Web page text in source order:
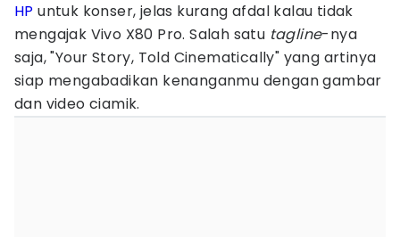
HP untuk konser, jelas kurang afdal kalau tidak
mengajak Vivo X80 Pro. Salah satu tagline-nya
saja, "Your Story, Told Cinematically" yang artinya
siap mengabadikan kenanganmu dengan gambar
dan video ciamik.